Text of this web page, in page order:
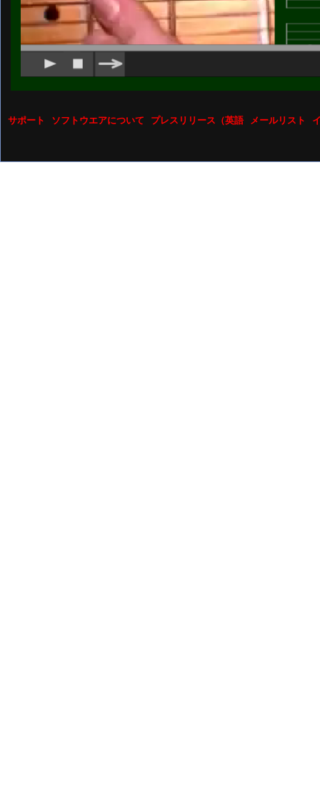
サポート ソフトウエアについて プレスリリース（英語 メールリスト